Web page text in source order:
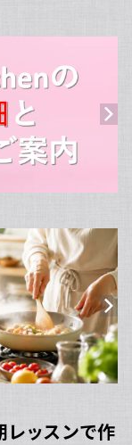
ッスンで作